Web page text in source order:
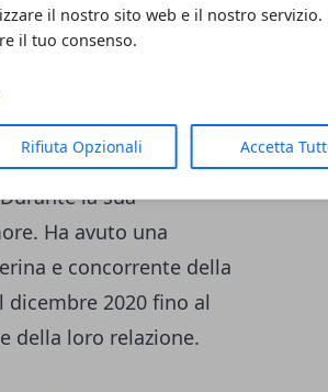
il nostro sito web e il nostro servizio.
il tuo consenso.
Rifiuta Opzionali Accetta
un enorme
è già apprezzato e
ottenendo ulteriori
la sua
Ha avuto una
e concorrente della
2020 fino al
della loro relazione.